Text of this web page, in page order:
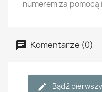
numerem za pomocą
Komentarze (0)
Bądź